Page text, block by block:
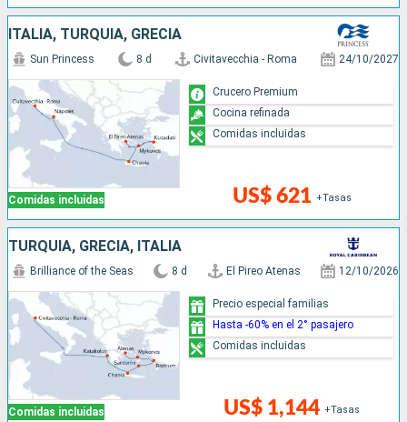
ITALIA, TURQUÍA, GRECIA
Comidas incluidas
Sun Princess 8 d Civitavecchia - Roma 24/10/2027
US$ 621 +Tasas
Crucero Premium
Cocina refinada
Comidas incluidas
TURQUÍA, GRECIA, ITALIA
Comidas incluidas
Brilliance of the Seas 8 d El Pireo Atenas 12/10/2026
US$ 1,144 +Tasas
Precio especial familias
Hasta -60% en el 2° pasajero
Comidas incluidas